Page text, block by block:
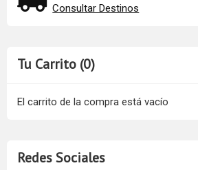
Consultar Destinos
Tu Carrito (0)
El carrito de la compra está vacío
Redes Sociales